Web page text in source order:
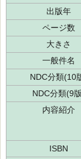
出版年
ページ数
大きさ
一般件名
NDC分類(10
NDC分類(9
内容紹介
ISBN